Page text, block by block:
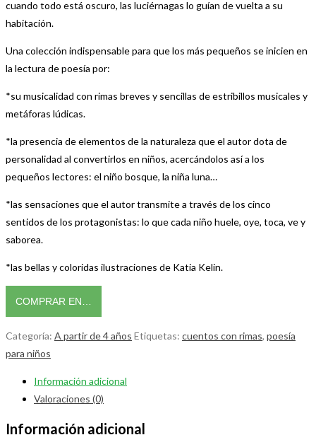
cuando todo está oscuro, las luciérnagas lo guían de vuelta a su
habitación.
Una colección indispensable para que los más pequeños se inicien en
la lectura de poesía por:
*su musicalidad con rimas breves y sencillas de estribillos musicales y
metáforas lúdicas.
*la presencia de elementos de la naturaleza que el autor dota de
personalidad al convertirlos en niños, acercándolos así a los
pequeños lectores: el niño bosque, la niña luna…
*las sensaciones que el autor transmite a través de los cinco
sentidos de los protagonistas: lo que cada niño huele, oye, toca, ve y
saborea.
*las bellas y coloridas ilustraciones de Katia Kelin.
COMPRAR EN…
Categoría: A partir de 4 años Etiquetas: cuentos con rimas, poesía
para niños
Información adicional
Valoraciones (0)
Información adicional